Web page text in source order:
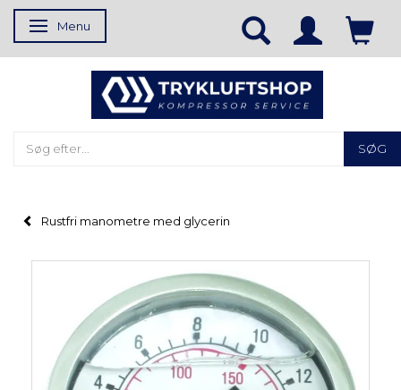
Skifte navigation
Menu
SØG
Rustfri manometre med glycerin